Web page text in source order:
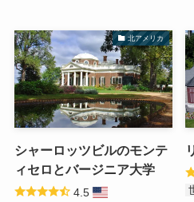
北アメリカ
シャーロッツビルのモンテ
ィセロとバージニア大学
4.5